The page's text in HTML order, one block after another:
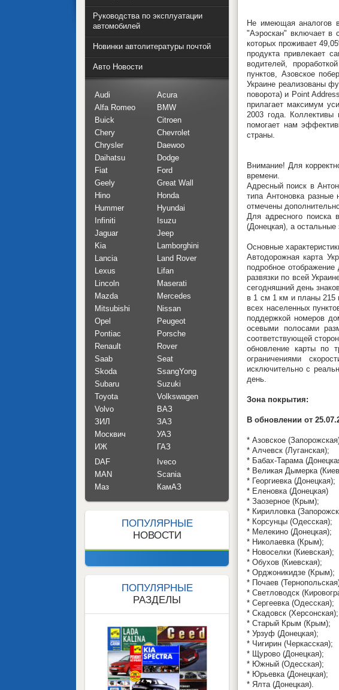
Не имеющая аналогов
"Аэроскан" включает в
которых проживает
продукта привлекает
водителей,
пунктов, Азовское
Украине реализованы
поворота) и Point
прилагает максимум
2003 года. Коллективы
помогает нам
страны.
Внимание! Для
времени.
Адресный поиск в
типа Антоновка
отмечены
Для адресного поиска
(Донецкая), а
Основные
Автодорожная карта
подробное
развязки по всей
сегодняшний день
в 1 см 1 км и планы 215
всех населенных
поддержкой номеров
осевыми полосами
соответствующей
обновление карты по
ограничениями
исключительно с
день.
Зона покрытия:
В обновлении от
* Азовское
* Алчевск (Луганская);
* Бабах-Тарама
* Великая Дымерка
* Георгиевка (Донецкая);
* Еленовка (Донецкая)
* Заозерное (Крым);
* Кирилловка
* Корсунцы (Одесская);
* Мелекино (Донецкая);
* Николаевка (Крым);
* Новоселки (Киевская);
* Обухов (Киевская);
* Орджоникидзе (Крым);
* Почаев
* Светловодск
* Сергеевка (Одесская);
* Скадовск (Херсонская);
* Старый Крым (Крым);
* Урзуф (Донецкая);
* Чигирин (Черкасская);
* Щурово (Донецкая);
* Южный (Одесская);
* Юрьевка (Донецкая);
* Ялта (Донецкая).
Руководства по эксплуатации
автомобилей
Новинки автолитературы почтой
Авто Новости
Audi
Acura
Alfa Romeo
BMW
Buick
Citroen
Chery
Chevrolet
Chrysler
Daewoo
Daihatsu
Dodge
Fiat
Ford
Geely
Great Wall
Hino
Honda
Hummer
Hyundai
Infiniti
Isuzu
Jaguar
Jeep
Kia
Lamborghini
Lancia
Land Rover
Lexus
Lifan
Lincoln
Maserati
Mazda
Mercedes
Mitsubishi
Nissan
Opel
Peugeot
Pontiac
Porsche
Renault
Rover
Saab
Seat
Skoda
SsangYong
Subaru
Suzuki
Toyota
Volkswagen
Volvo
ВАЗ
ЗИЛ
ЗАЗ
Москвич
УАЗ
ИЖ
ГАЗ
DAF
Iveco
MAN
Scania
Маз
КамАЗ
ПОПУЛЯРНЫЕ
НОВОСТИ
ПОПУЛЯРНЫЕ
РАЗДЕЛЫ